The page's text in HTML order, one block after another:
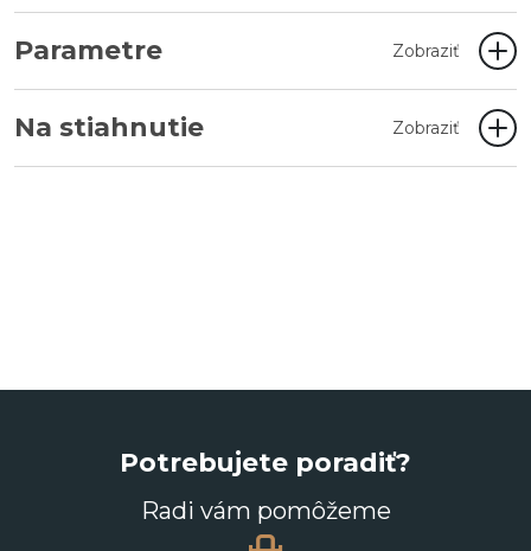
Parametre Zobraziť
Na stiahnutie Zobraziť
Potrebujete poradiť?
Radi vám pomôžeme